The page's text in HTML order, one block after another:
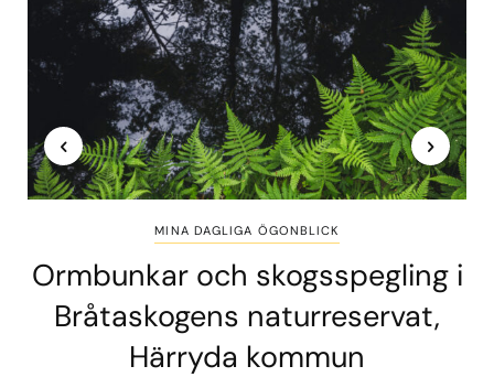
MINA DAGLIGA ÖGONBLICK
Ormbunkar och skogsspegling i
Bråtaskogens naturreservat,
Härryda kommun